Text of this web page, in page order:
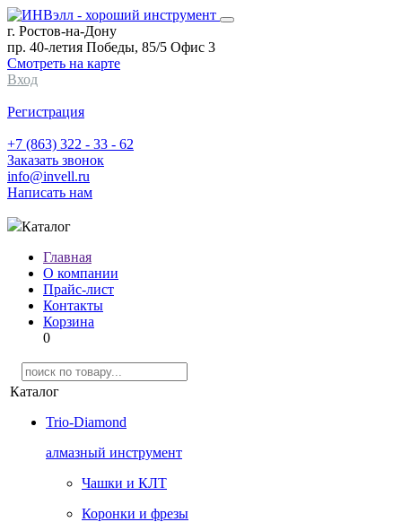
г. Ростов-на-Дону
пр. 40-летия Победы, 85/5 Офис 3
Смотреть на карте
Вход
Регистрация
+7 (863) 322 - 33 - 62
Заказать звонок
info@invell.ru
Написать нам
Каталог
Главная
О компании
Прайс-лист
Контакты
Корзина
0
Каталог
Trio-Diamond
алмазный инструмент
Чашки и КЛТ
Коронки и фрезы